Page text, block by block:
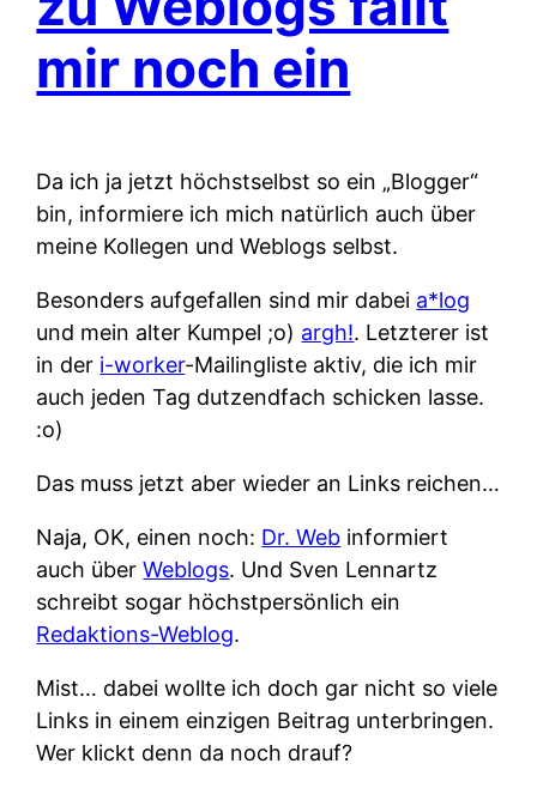
mir noch ein
Da ich ja jetzt höchstselbst so ein „Blogger“
bin, informiere ich mich natürlich auch über
meine Kollegen und Weblogs selbst.
Besonders aufgefallen sind mir dabei a*log
und mein alter Kumpel ;o) argh!. Letzterer ist
in der i-worker-Mailingliste aktiv, die ich mir
auch jeden Tag dutzendfach schicken lasse.
:o)
Das muss jetzt aber wieder an Links reichen…
Naja, OK, einen noch: Dr. Web informiert
auch überWeblogs. Und Sven Lennartz
schreibt sogar höchstpersönlich ein
Redaktions-Weblog.
Mist… dabei wollte ich doch gar nicht so viele
Links in einem einzigen Beitrag unterbringen.
Wer klickt denn da noch drauf?